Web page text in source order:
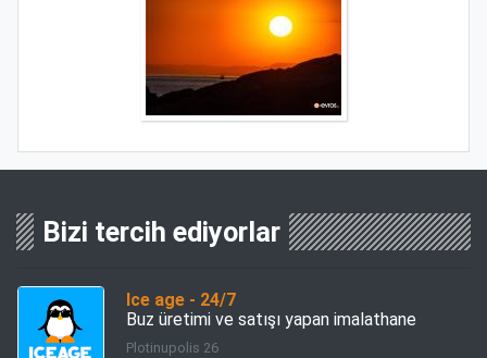
Bizi tercih ediyorlar
Ice age - 24/7
Buz üretimi ve satışı yapan imalathane
Plotinupolis 26